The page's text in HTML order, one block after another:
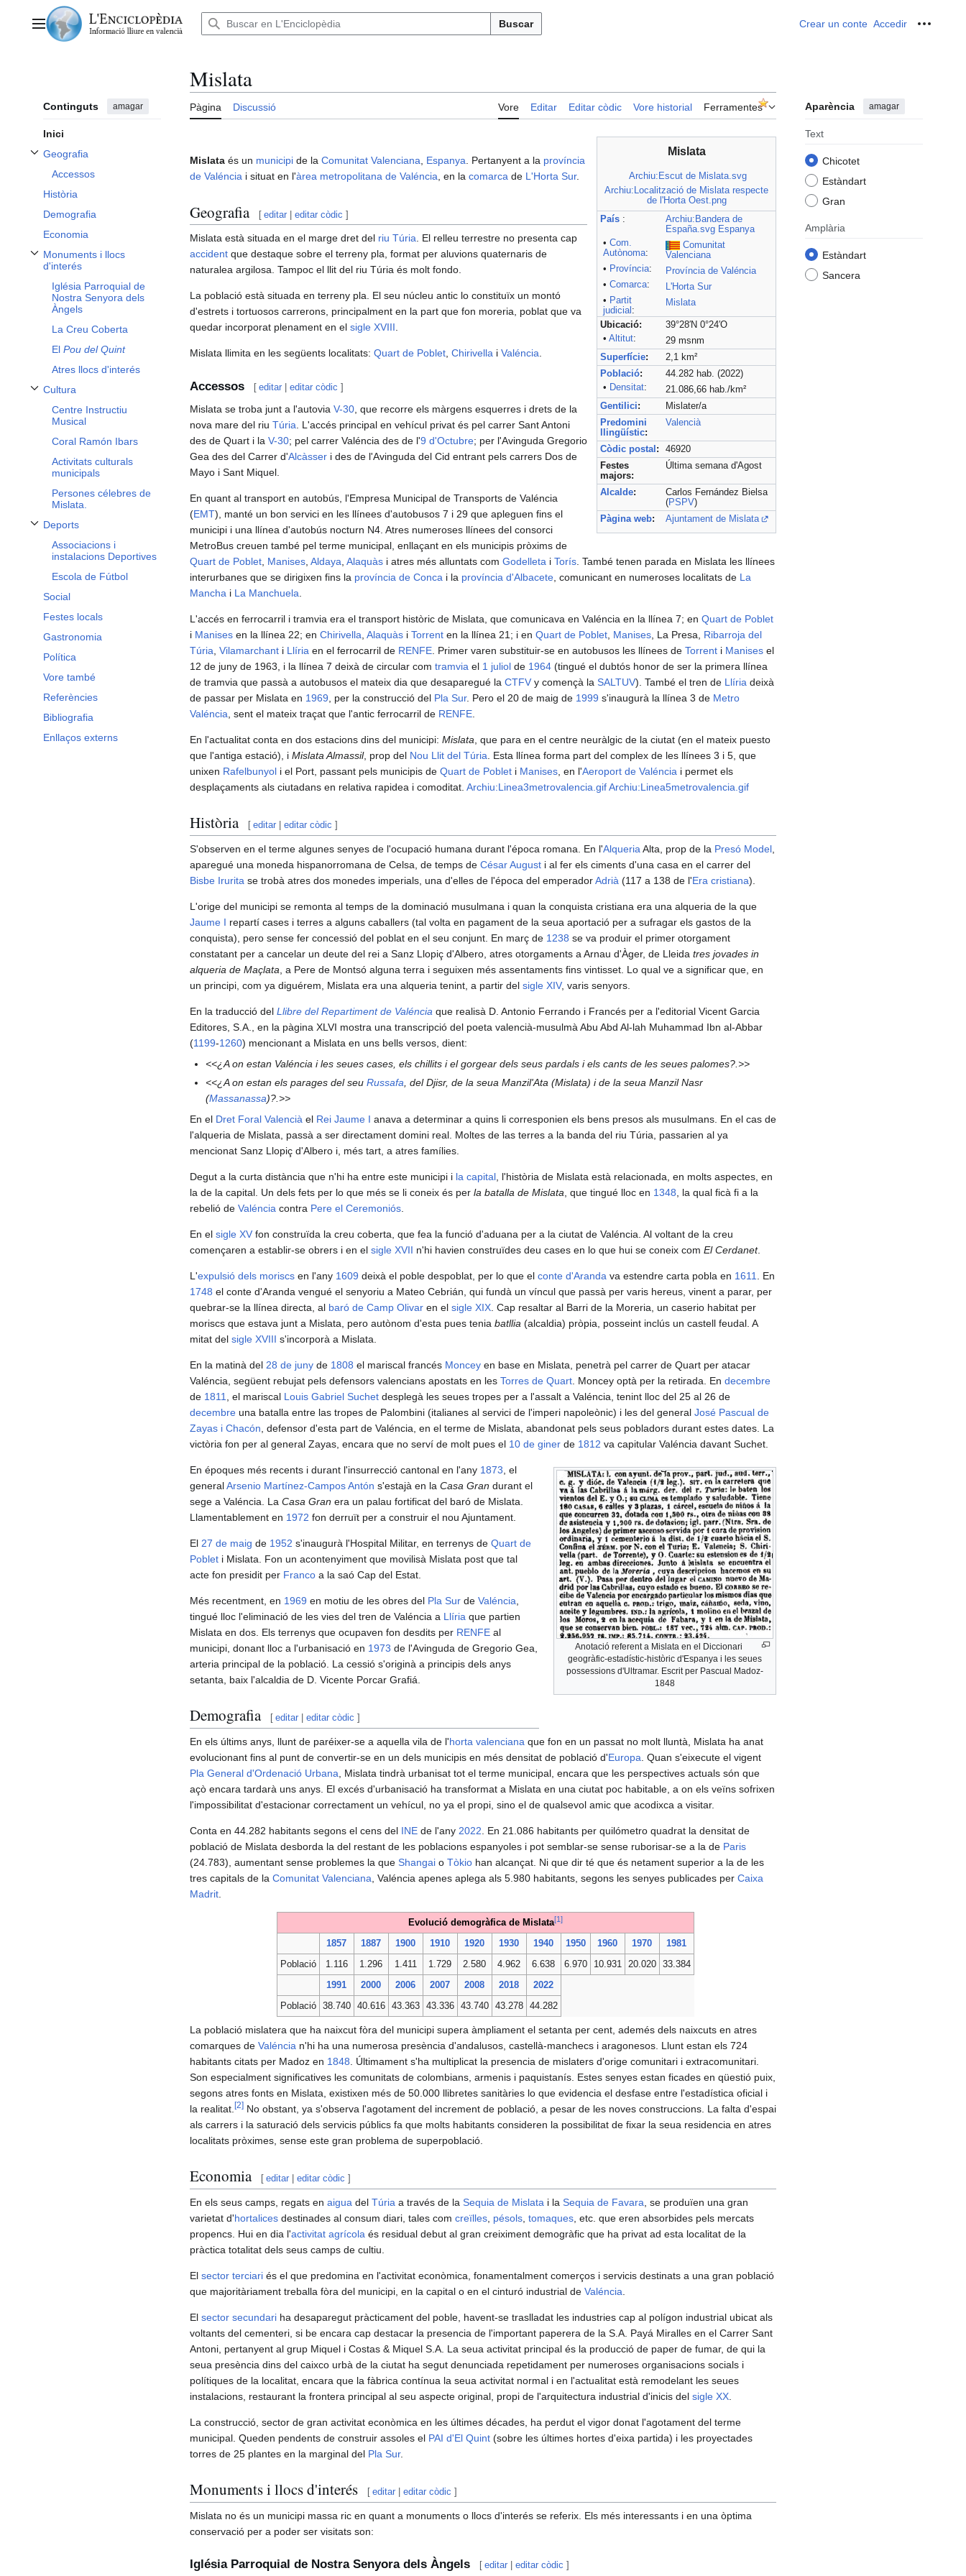
contingutMenú principal Buscar Crear un conte Accedir
Continguts amagar
Inici
Geografia
Alternar subsecció Geografia
Accessos
Història
Demografia
Economia
Monuments i llocs
d'interés
Alternar subsecció Monuments i llocs d'interés
Iglésia Parroquial de
Nostra Senyora dels
Àngels
La Creu Coberta
El Pou del Quint
Atres llocs d'interés
Cultura
Alternar subsecció Cultura
Centre Instructiu
Musical
Coral Ramón Ibars
Activitats culturals
municipals
Persones célebres de
Mislata.
Deports
Alternar subsecció Deports
Associacions i
instalacions Deportives
Escola de Fútbol
Social
Festes locals
Gastronomia
Política
Vore també
Referències
Bibliografia
Enllaços externs
Mislata
Pàgina Discussió Vore Editar Editar còdic Vore historial Ferramentes Aparència amagar
Text
Chicotet
Estàndart
Gran
Amplària
Estàndart
Sancera
Mislata
Archiu:Escut de Mislata.svg
Archiu:Localització de Mislata respecte
de l'Horta Oest.png
País :
Archiu:Bandera de
España.svg Espanya
• Com.
Autònoma:
Comunitat
Valenciana
• Província:
Província de Valéncia
• Comarca:
L'Horta Sur
• Partit
judicial :
Mislata
Ubicació:
39°28′N 0°24′O
• Altitut:
29 msnm
Superfície:
2,1 km²
Població:
44.282 hab. (2022)
• Densitat:
21.086,66 hab./km²
Gentilici:
Mislater/a
Predomini
llingüístic:
Valencià
Còdic postal :
46920
Festes
majors:
Última semana d'Agost
Alcalde:
Carlos Fernández Bielsa
(PSPV)
Pàgina web: Ajuntament de Mislata
Mislata és un municipi de la Comunitat Valenciana Espanya . Pertanyent a la província
de Valéncia i situat en l'àrea metropolitana de Valéncia , en la comarca de L'Horta Sur.
Geografia [ editar |editar còdic ]
Mislata està situada en el marge dret del riu Túria . El relleu terrestre no presenta cap
accident que destaque sobre el terreny pla, format per aluvions quaternaris de
naturalea argilosa. Tampoc el llit del riu Túria és molt fondo.
La població està situada en terreny pla. El seu núcleu antic lo constituïx un montó
d'estrets i tortuosos carrerons, principalment en la part que fon moreria, poblat que va
quedar incorporat plenament en el sigle XVIII
Mislata llimita en les següents localitats: Quart de Poblet Chirivella i Valéncia
Accessos [ editar |editar còdic ]
Mislata se troba junt a l'autovia V-30 , que recorre els màrgens esquerres i drets de la
nova mare del riu Túria . L'accés principal en vehícul privat és pel carrer Sant Antoni
des de Quart i la V-30; pel carrer Valéncia des de l'9 d'Octubre; per l'Avinguda Gregorio
Gea des del Carrer d'Alcàsser i des de l'Avinguda del Cid entrant pels carrers Dos de
Mayo i Sant Miquel.
En quant al transport en autobús, l'Empresa Municipal de Transports de Valéncia
(EMT), manté un bon servici en les llínees d'autobusos 7 i 29 que apleguen fins el
municipi i una llínea d'autobús nocturn N4. Atres numeroses llínees del consorci
MetroBus creuen també pel terme municipal, enllaçant en els municipis pròxims de
Quart de Poblet Manises Aldaya Alaquàs i atres més alluntats com Godelleta i Torís . També tenen parada en Mislata les llínees
interurbanes que se dirigixen fins la província de Conca i la província d'Albacete , comunicant en numeroses localitats de La
Mancha i La Manchuela
L'accés en ferrocarril i tramvia era el transport històric de Mislata, que comunicava en Valéncia en la llínea 7; en Quart de Poblet
i Manises en la llínea 22; en Chirivella Alaquàs i Torrent en la llínea 21; i en Quart de Poblet Manises , La Presa, Ribarroja del
Túria Vilamarchant i Llíria en el ferrocarril de RENFE . Primer varen substituir-se en autobusos les llínees de Torrent i Manises el
12 de juny de 1963, i la llínea 7 deixà de circular com tramvia el 1 juliol de 1964 (tingué el dubtós honor de ser la primera llínea
de tramvia que passà a autobusos el mateix dia que desaparegué la CTFV y començà la SALTUV). També el tren de Llíria deixà
de passar per Mislata en 1969 , per la construcció del Pla Sur. Pero el 20 de maig de 1999 s'inaugurà la llínea 3 de Metro
Valéncia , sent el mateix traçat que l'antic ferrocarril de RENFE
En l'actualitat conta en dos estacions dins del municipi: Mislata , que para en el centre neuràlgic de la ciutat (en el mateix puesto
que l'antiga estació), i Mislata Almassil, prop del Nou Llit del Túria . Esta llínea forma part del complex de les llínees 3 i 5, que
unixen Rafelbunyol i el Port, passant pels municipis de Quart de Poblet i Manises , en l'Aeroport de Valéncia i permet els
desplaçaments als ciutadans en relativa rapidea i comoditat. Archiu:Linea3metrovalencia.gifArchiu:Linea5metrovalencia.gif
Història [ editar |editar còdic ]
S'observen en el terme algunes senyes de l'ocupació humana durant l'época romana. En l'Alqueria Alta, prop de la Presó Model
aparegué una moneda hispanorromana de Celsa, de temps de César August i al fer els ciments d'una casa en el carrer del
Bisbe Irurita se trobà atres dos monedes imperials, una d'elles de l'época del emperadorAdrià (117 a 138 de l'Era cristiana).
L'orige del municipi se remonta al temps de la dominació musulmana i quan la conquista cristiana era una alqueria de la que
Jaume I repartí cases i terres a alguns caballers (tal volta en pagament de la seua aportació per a sufragar els gastos de la
conquista), pero sense fer concessió del poblat en el seu conjunt. En març de 1238 se va produir el primer otorgament
constatant per a cancelar un deute del rei a Sanz Llopiç d'Albero, atres otorgaments a Arnau d'Àger, de Lleida tres jovades in
alqueria de Maçlata , a Pere de Montsó alguna terra i seguixen més assentaments fins vintisset. Lo qual ve a significar que, en
un principi, com ya diguérem, Mislata era una alqueria tenint, a partir del sigle XIV, varis senyors.
En la traducció del Llibre del Repartiment de Valéncia que realisà D. Antonio Ferrando i Francés per a l'editorial Vicent Garcia
Editores, S.A., en la pàgina XLVI mostra una transcripció del poeta valencià-musulmà Abu Abd Al-lah Muhammad Ibn al-Abbar
(1199-1260) mencionant a Mislata en uns bells versos, dient:
<<¿A on estan Valéncia i les seues cases, els chillits i el gorgear dels seus pardals i els cants de les seues palomes?.>>
<<¿A on estan els parages del seuRussafa , del Djisr, de la seua Manzil'Ata (Mislata) i de la seua Manzil Nasr
(Massanassa)?.>>
En el Dret Foral Valencià el Rei Jaume I anava a determinar a quins li corresponien els bens presos als musulmans. En el cas de
l'alqueria de Mislata, passà a ser directament domini real. Moltes de las terres a la banda del riu Túria, passarien al ya
mencionat Sanz Llopiç d'Albero i, més tart, a atres famílies.
Degut a la curta distància que n'hi ha entre este municipi i la capital , l'història de Mislata està relacionada, en molts aspectes, en
la de la capital. Un dels fets per lo que més se li coneix és per la batalla de Mislata , que tingué lloc en 1348 , la qual ficà fi a la
rebelió de Valéncia contra Pere el Ceremoniós
En el sigle XV fon construïda la creu coberta, que fea la funció d'aduana per a la ciutat de Valéncia. Al voltant de la creu
començaren a establir-se obrers i en el sigle XVII n'hi havien construïdes deu cases en lo que hui se coneix com El Cerdanet.
L'expulsió dels moriscs en l'any 1609 deixà el poble despoblat, per lo que el conte d'Aranda va estendre carta pobla en 1611
. En
1748 el conte d'Aranda vengué el senyoriu a Mateo Cebrián, qui fundà un víncul que passà per varis hereus, vinent a parar, per
quebrar-se la llínea directa, al baró de Camp Olivar en el sigle XIX . Cap resaltar al Barri de la Moreria, un caserio habitat per
moriscs que estava junt a Mislata, pero autònom d'esta pues tenia batllia (alcaldia) pròpia, posseint inclús un castell feudal. A
mitat del sigle XVIII s'incorporà a Mislata.
En la matinà del 28 de juny de 1808 el mariscal francés Moncey en base en Mislata, penetrà pel carrer de Quart per atacar
Valéncia, següent rebujat pels defensors valencians apostats en les Torres de Quart . Moncey optà per la retirada. En decembre
de 1811 , el mariscal Louis Gabriel Suchet desplegà les seues tropes per a l'assalt a Valéncia, tenint lloc del 25 al 26 de
decembre una batalla entre las tropes de Palombini (italianes al servici de l'imperi napoleònic) i les del general José Pascual de
Zayas i Chacón , defensor d'esta part de Valéncia, en el terme de Mislata, abandonat pels seus pobladors durant estes dates. La
victòria fon per al general Zayas, encara que no serví de molt pues el 10 de giner de 1812 va capitular Valéncia davant Suchet.
Anotació referent a Mislata en el Diccionari
geogràfic-estadístic-històric d'Espanya i les seues
possessions d'Ultramar. Escrit per Pascual Madoz-
1848
En époques més recents i durant l'insurrecció cantonal en l'any 1873 , el
generalArsenio Martínez-Campos Antón s'estajà en la Casa Gran durant el
sege a Valéncia. La Casa Gran era un palau fortificat del baró de Mislata.
Llamentablement en 1972 fon derruït per a construir el nou Ajuntament.
El 27 de maig de 1952 s'inaugurà l'Hospital Militar, en terrenys de Quart de
Poblet i Mislata. Fon un acontenyiment que movilisà Mislata post que tal
acte fon presidit per Franco a la saó Cap del Estat.
Més recentment, en 1969 en motiu de les obres del Pla Sur de Valéncia
tingué lloc l'eliminació de les vies del tren de Valéncia a Llíria que partien
Mislata en dos. Els terrenys que ocupaven fon desdits per RENFE al
municipi, donant lloc a l'urbanisació en 1973 de l'Avinguda de Gregorio Gea,
arteria principal de la població. La cessió s'originà a principis dels anys
setanta, baix l'alcaldia de D. Vicente Porcar Grafiá.
Demografia [ editar |editar còdic ]
En els últims anys, llunt de paréixer-se a aquella vila de l'horta valenciana que fon en un passat no molt lluntà, Mislata ha anat
evolucionant fins al punt de convertir-se en un dels municipis en més densitat de població d'Europa . Quan s'eixecute el vigent
Pla General d'Ordenació Urbana , Mislata tindrà urbanisat tot el terme municipal, encara que les perspectives actuals són que
açò encara tardarà uns anys. El excés d'urbanisació ha transformat a Mislata en una ciutat poc habitable, a on els veïns sofrixen
l'impossibilitat d'estacionar correctament un vehícul, no ya el propi, sino el de qualsevol amic que acodixca a visitar.
Conta en 44.282 habitants segons el cens del INE de l'any 2022 . En 21.086 habitants per quilómetro quadrat la densitat de
població de Mislata desborda la del restant de les poblacions espanyoles i pot semblar-se sense ruborisar-se a la de Paris
(24.783), aumentant sense problemes la que Shangai o Tòkio han alcançat. Ni que dir té que és netament superior a la de les
tres capitals de la Comunitat Valenciana , Valéncia apenes aplega als 5.980 habitants, segons les senyes publicades per Caixa
Madrit
Evolució demogràfica de Mislata[1]
1857 1887 1900 1910 1920 1930 1940 1950 1960 1970
1981
Població
1.116 1.296 1.411 1.729 2.580 4.962 6.638 6.970 10.931 20.020
33.384
1991
2000 2006 2007 2008 2018
2022
Població
38.740 40.616 43.363 43.336 43.740 43.278 44.282
La població mislatera que ha naixcut fòra del municipi supera àmpliament el setanta per cent, ademés dels naixcuts en atres
comarques de Valéncia n'hi ha una numerosa presència d'andalusos, castellà-manchecs i aragonesos. Llunt estan els 724
habitants citats per Madoz en 1848 . Últimament s'ha multiplicat la presencia de mislaters d'orige comunitari i extracomunitari.
Son especialment significatives les comunitats de colombians, armenis i paquistanís. Estes senyes estan ficades en qüestió puix,
segons atres fonts en Mislata, existixen més de 50.000 llibretes sanitàries lo que evidencia el desfase entre l'estadística oficial i
la realitat. [2] No obstant, ya s'observa l'agotament del increment de població, a pesar de les noves construccions. La falta d'espai
als carrers i la saturació dels servicis públics fa que molts habitants consideren la possibilitat de fixar la seua residencia en atres
localitats pròximes, sense este gran problema de superpoblació.
Economia [ editar |editar còdic ]
En els seus camps, regats en aigua del Túria a través de la Sequia de Mislata i la Sequia de Favara , se produïen una gran
varietat d'hortalices destinades al consum diari, tales com creïlles pésols tomaques , etc. que eren absorbides pels mercats
propencs. Hui en dia l'activitat agrícola és residual debut al gran creiximent demogràfic que ha privat ad esta localitat de la
pràctica totalitat dels seus camps de cultiu.
El sector terciari és el que predomina en l'activitat econòmica, fonamentalment comerços i servicis destinats a una gran població
que majoritàriament treballa fòra del municipi, en la capital o en el cinturó industrial de Valéncia
El sector secundari ha desaparegut pràcticament del poble, havent-se traslladat les industries cap al polígon industrial ubicat als
voltants del cementeri, si be encara cap destacar la presencia de l'important paperera de la S.A. Payá Miralles en el Carrer Sant
Antoni, pertanyent al grup Miquel i Costas & Miquel S.A. La seua activitat principal és la producció de paper de fumar, de qui la
seua presència dins del caixco urbà de la ciutat ha segut denunciada repetidament per numeroses organisacions socials i
polítiques de la localitat, encara que la fàbrica contínua la seua activitat normal i en l'actualitat està remodelant les seues
instalacions, restaurant la frontera principal al seu aspecte original, propi de l'arquitectura industrial d'inicis del sigle XX
La construcció, sector de gran activitat econòmica en les últimes décades, ha perdut el vigor donat l'agotament del terme
municipal. Queden pendents de construir assoles el PAI d'El Quint (sobre les últimes hortes d'eixa partida) i les proyectades
torres de 25 plantes en la marginal del Pla Sur.
Monuments i llocs d'interés [ editar |editar còdic ]
Mislata no és un municipi massa ric en quant a monuments o llocs d'interés se referix. Els més interessants i en una òptima
conservació per a poder ser visitats son:
Iglésia Parroquial de Nostra Senyora dels Àngels [ editar |editar còdic ]